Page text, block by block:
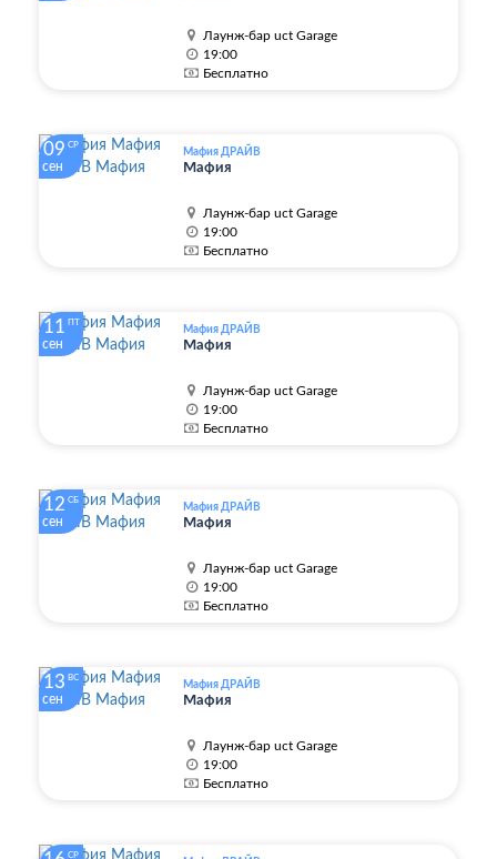
Лаунж-бар uct Garage
19:00
Бесплатно
09 СР
сен
Мафия ДРАЙВ
Мафия
Лаунж-бар uct Garage
19:00
Бесплатно
11 ПТ
сен
Мафия ДРАЙВ
Мафия
Лаунж-бар uct Garage
19:00
Бесплатно
12 СБ
сен
Мафия ДРАЙВ
Мафия
Лаунж-бар uct Garage
19:00
Бесплатно
13 ВС
сен
Мафия ДРАЙВ
Мафия
Лаунж-бар uct Garage
19:00
Бесплатно
СР